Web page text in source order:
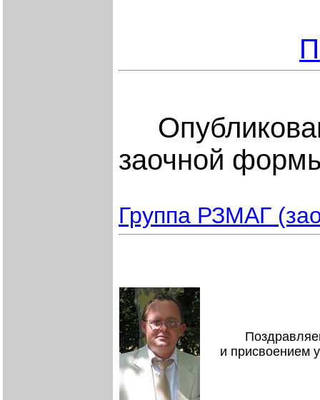
Опубликован
заочной
Группа РЗМАГ
и присвоением